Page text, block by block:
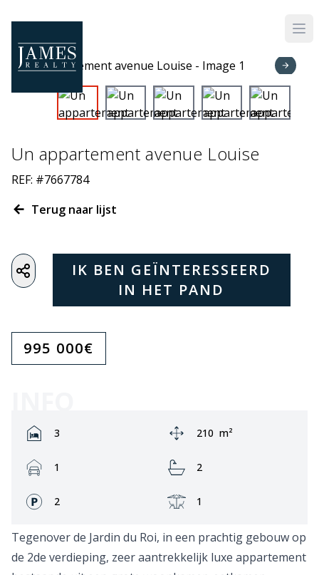
Un appartement avenue Louise
REF: #7667784
Terug naar lijst
IK BEN GEÏNTERESSEERD
IN HET PAND
995 000€
Rooms:
3 Area:
210 m²
Garage:
1 Bathrooms:
2
Fronts:
2 Terrace:
1
Tegenover de Jardin du Roi, in een prachtig gebouw op
de 2de verdieping, zeer aantrekkelijk luxe appartement